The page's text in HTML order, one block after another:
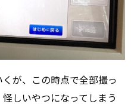
が、この時点で全部撮っ
しいやつになってしまう